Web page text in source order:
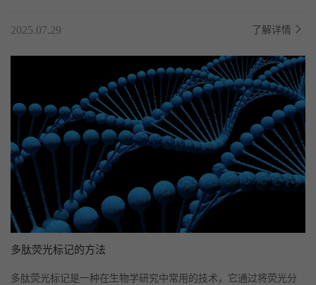
2025.07.29 了解详情
多肽荧光标记的方法
多肽荧光标记是一种在生物学研究中常用的技术，它通过将荧光分